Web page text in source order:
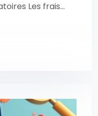
Les frais…